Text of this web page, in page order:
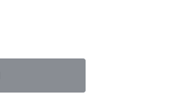
Uitverkocht